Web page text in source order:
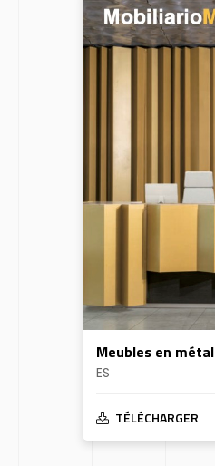
Meubles en métal
ES
TÉLÉCHARGER